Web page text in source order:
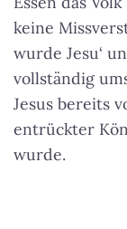
keine
wurde Jesu‘
vollständig
Jesus bereits
entrückter
wurde.